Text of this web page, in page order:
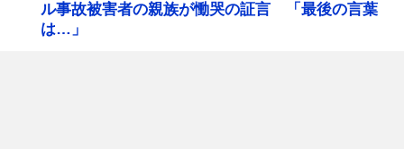
ル事故被害者の親族が慟哭の証言 「最後の言葉
は…」